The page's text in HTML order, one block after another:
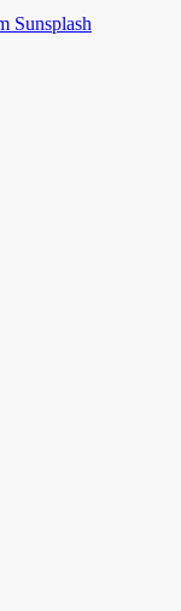
Sunsplash